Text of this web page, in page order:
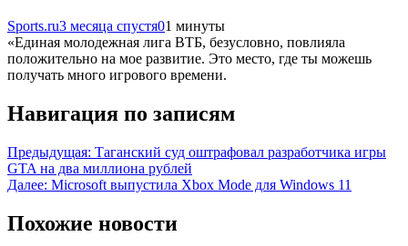
Sports.ru3 месяца спустя01 минуты
«Единая молодежная лига ВТБ, безусловно, повлияла
положительно на мое развитие. Это место, где ты можешь
получать много игрового времени.
Навигация по записям
Предыдущая: Таганский суд оштрафовал разработчика игры
GTA на два миллиона рублей
Далее: Microsoft выпустила Xbox Mode для Windows 11
Похожие новости